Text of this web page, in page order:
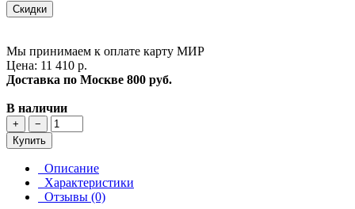
Скидки
Мы принимаем к оплате карту МИР
Цена: 11 410 р.
Доставка по Москве 800 руб.
В наличии
+
−
Купить
Описание
Характеристики
Отзывы (0)